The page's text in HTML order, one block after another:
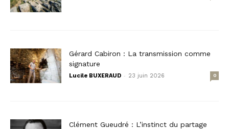
Gérard Cabiron : La transmission comme
signature
Lucile BUXERAUD - 23 juin 2026 0
Clément Gueudré : L’instinct du partage